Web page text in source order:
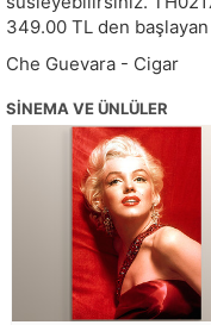
349.00 TL den
Che Guevara - Cigar
SINEMA VE ÜNLÜLER